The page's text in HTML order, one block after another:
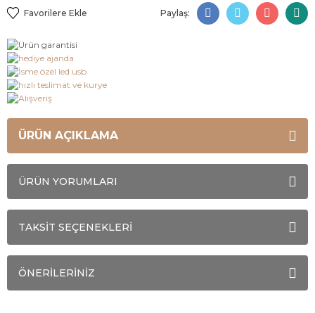
Paylaş:
ÜRÜN AÇIKLAMA
ÜRÜN YORUMLARI
TAKSİT SEÇENEKLERİ
ÖNERİLERİNİZ